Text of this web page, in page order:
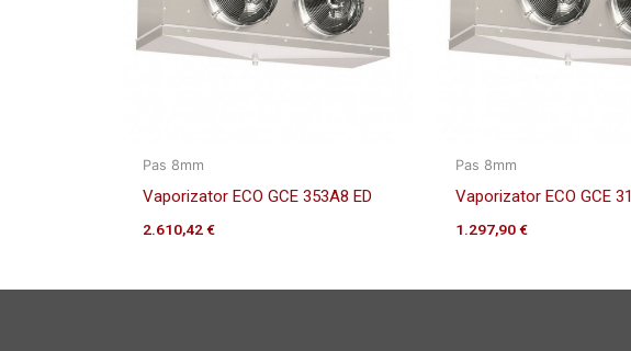
Pas 8mm
Vaporizator ECO GCE 353A8 ED
2.610,42€
Pas 8mm
Vaporizator ECO GCE
1.297,90€